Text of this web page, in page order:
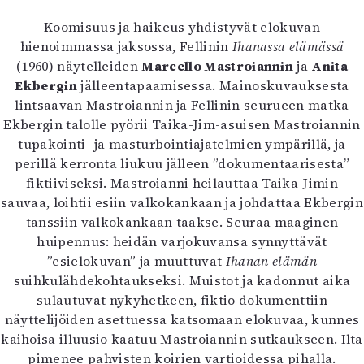
Koomisuus ja haikeus yhdistyvät elokuvan
hienoimmassa jaksossa, Fellinin Ihanassa elämässä
(1960) näytelleidenMarcello Mastroianninja Anita
Ekberginjälleentapaamisessa. Mainoskuvauksesta
lintsaavan Mastroiannin ja Fellinin seurueen matka
Ekbergin talolle pyörii Taika-Jim-asuisen Mastroiannin
tupakointi- ja masturbointiajatelmien ympärillä, ja
perillä kerronta liukuu jälleen ”dokumentaarisesta”
fiktiiviseksi. Mastroianni heilauttaa Taika-Jimin
sauvaa, loihtii esiin valkokankaan ja johdattaa Ekbergin
tanssiin valkokankaan taakse. Seuraa maaginen
huipennus: heidän varjokuvansa synnyttävät
”esielokuvan” ja muuttuvat Ihanan elämän
suihkulähdekohtaukseksi. Muistot ja kadonnut aika
sulautuvat nykyhetkeen, fiktio dokumenttiin
näyttelijöiden asettuessa katsomaan elokuvaa, kunnes
kaihoisa illuusio kaatuu Mastroiannin sutkaukseen. Ilta
pimenee pahvisten koirien vartioidessa pihalla.